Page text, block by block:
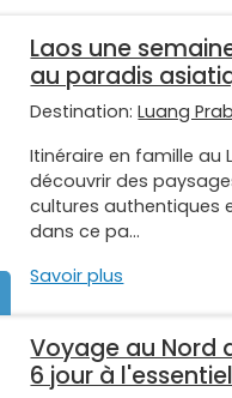
Laos une
au paradis
Destination:Luang
Itinéraire en famille au
découvrir des
cultures authentiques
dans ce pa...
Savoir plus
Voyage au Nord
6 jour à